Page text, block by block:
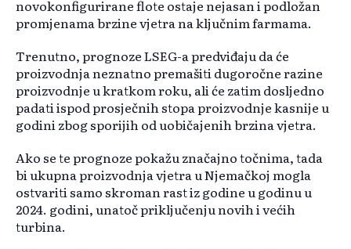
novokonfigurirane flote ostaje nejasan i podložan
promjenama brzine vjetra na ključnim farmama.
Trenutno, prognoze LSEG-a predviđaju da će
proizvodnja neznatno premašiti dugoročne razine
proizvodnje u kratkom roku, ali će zatim dosljedno
padati ispod prosječnih stopa proizvodnje kasnije u
godini zbog sporijih od uobičajenih brzina vjetra.
Ako se te prognoze pokažu značajno točnima, tada
bi ukupna proizvodnja vjetra u Njemačkoj mogla
ostvariti samo skroman rast iz godine u godinu u
2024. godini, unatoč priključenju novih i većih
turbina.